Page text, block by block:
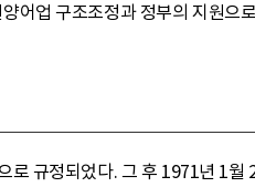
어업 구조조정과 정부의 지원으
규정되었다. 그 후 1971년 1월